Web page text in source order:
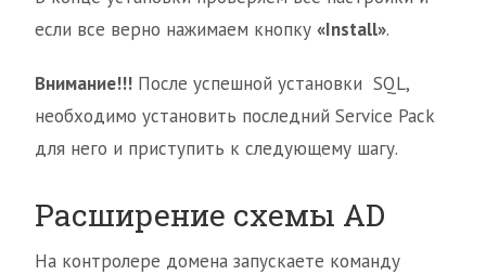
если все верно нажимаем кнопку «Install».
Внимание!!! После успешной установки SQL,
необходимо установить последний Service Pack
для него и приступить к следующему шагу.
Расширение схемы AD
На контролере домена запускаете команду